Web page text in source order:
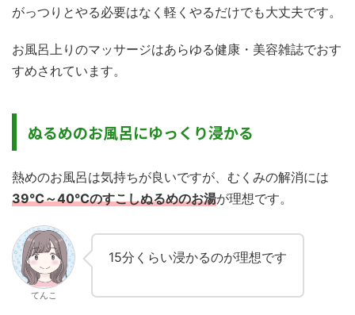
がっつりとやる必要はなく軽くやるだけでも大丈夫です。
お風呂上りのマッサージはあらゆる健康・美容雑誌でおす
すめされています。
ぬるめのお風呂にゆっくり浸かる
熱めのお風呂は気持ちが良いですが、むくみの解消には
39℃～40℃のすこしぬるめのお湯が理想です。
てんこ
15分くらい浸かるのが理想です